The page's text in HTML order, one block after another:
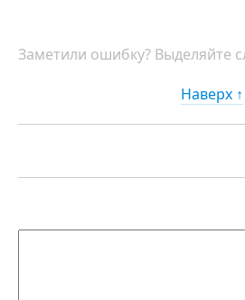
Заметили ошибку? Выделяйте
Наверх ↑